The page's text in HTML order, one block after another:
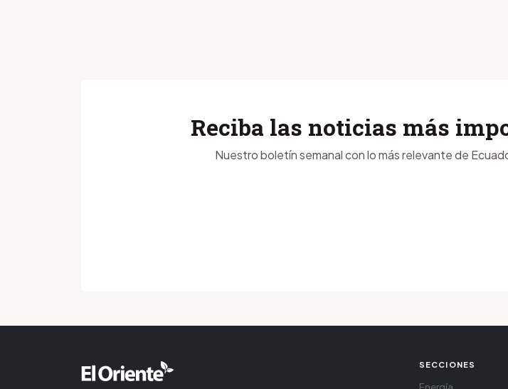
Reciba las noticias más
Nuestro boletín semanal con lo más relevante de
SECCIONES